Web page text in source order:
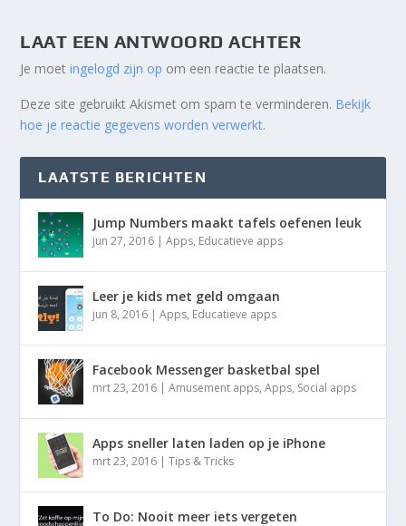
LAAT EEN ANTWOORD ACHTER
Je moetingelogd zijn op om een reactie te plaatsen.
Deze site gebruikt Akismet om spam te verminderen. Bekijk
hoe je reactie gegevens worden verwerkt.
LAATSTE BERICHTEN
Jump Numbers maakt tafels oefenen leuk
jun 27, 2016 |Apps, Educatieve apps
Leer je kids met geld omgaan
jun 8, 2016 |Apps, Educatieve apps
Facebook Messenger basketbal spel
mrt 23, 2016 |Amusement apps,Apps, Social apps
Apps sneller laten laden op je iPhone
mrt 23, 2016 |Tips & Tricks
To Do: Nooit meer iets vergeten